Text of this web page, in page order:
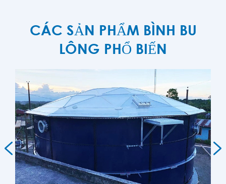
CÁC SẢN PHẨM BÌNH BU
LÔNG PHỔ BIẾN
 